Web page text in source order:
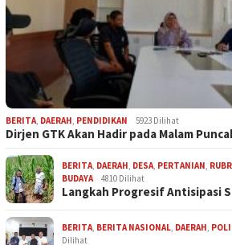
BERITA, DAERAH, PENDIDIKAN 5923 Dilihat
Dirjen GTK Akan Hadir pada Malam
BERITA, DAERAH, DESA, PERTANIAN,
BUDAYA
4810 Dilihat
Langkah Progresif Antisipasi
BERITA, BERITA NASIONAL, DAERAH,
Dilihat